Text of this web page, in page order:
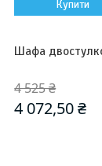
Купити
Шафа
4 525 ₴
4 072,50 ₴